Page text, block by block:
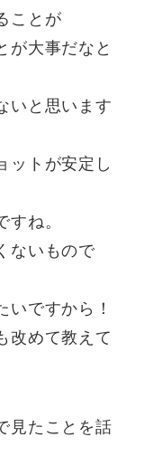
ことが
が大事だなと
いと思います
ットが安定し
ね。
ないもので
いですから！
改めて教えて
見たことを話